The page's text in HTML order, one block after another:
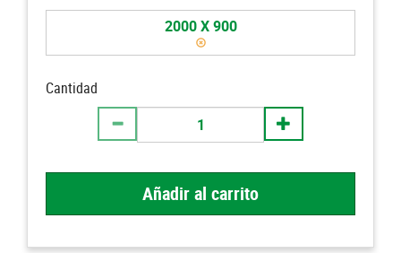
2000 X 900
Cantidad
Añadir al carrito